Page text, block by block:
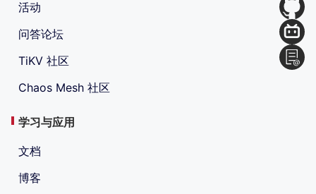
活动
问答论坛
TiKV 社区
Chaos Mesh 社区
学习与应用
文档
博客